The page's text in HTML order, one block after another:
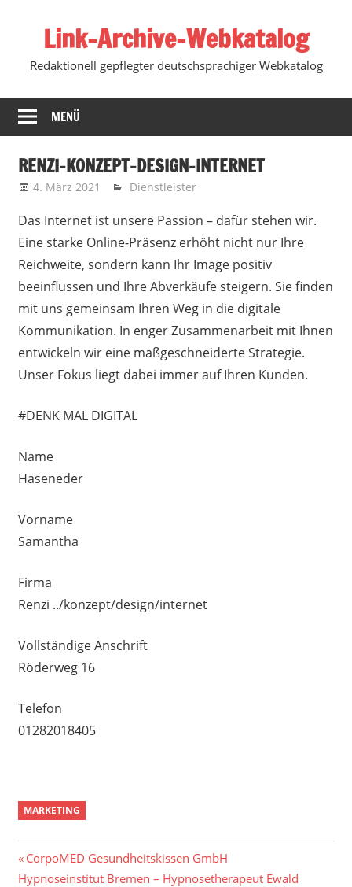
springenLink-Archive-Webkatalog
Redaktionell gepflegter deutschsprachiger Webkatalog
MENÜ
RENZI-KONZEPT-DESIGN-INTERNET
4. März 2021 Marko
Dienstleister
Das Internet ist unsere Passion – dafür stehen wir.
Eine starke Online-Präsenz erhöht nicht nur Ihre
Reichweite, sondern kann Ihr Image positiv
beeinflussen und Ihre Abverkäufe steigern. Sie finden
mit uns gemeinsam Ihren Weg in die digitale
Kommunikation. In enger Zusammenarbeit mit Ihnen
entwickeln wir eine maßgeschneiderte Strategie.
Unser Fokus liegt dabei immer auf Ihren Kunden.
#DENK MAL DIGITAL
Name
Haseneder
Vorname
Samantha
Firma
Renzi ../konzept/design/internet
Vollständige Anschrift
Röderweg 16
Telefon
01282018405
MARKETING
Beitragsnavigation
Vorheriger
Beitrag:
CorpoMED Gesundheitskissen GmbH
Nächster
Hypnoseinstitut Bremen – Hypnosetherapeut Ewald